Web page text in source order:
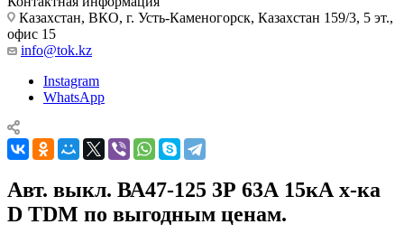
Казахстан, ВКО, г. Усть-Каменогорск, Казахстан 159/3, 5 эт.,
офис 15
info@tok.kz
Instagram
WhatsApp
Авт. выкл. ВА47-125 3Р 63А 15кА х-ка
D TDM по выгодным ценам.